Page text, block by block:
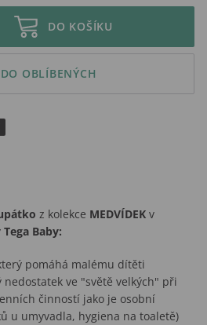
DO KOŠÍKU
DO OBLÍBENÝCH
z kolekce MEDVÍDEK v
Tega Baby:
pomáhá malému dítěti
nedostatek ve "světě velkých" při
činností jako je osobní
u umyvadla, hygiena na toaletě)